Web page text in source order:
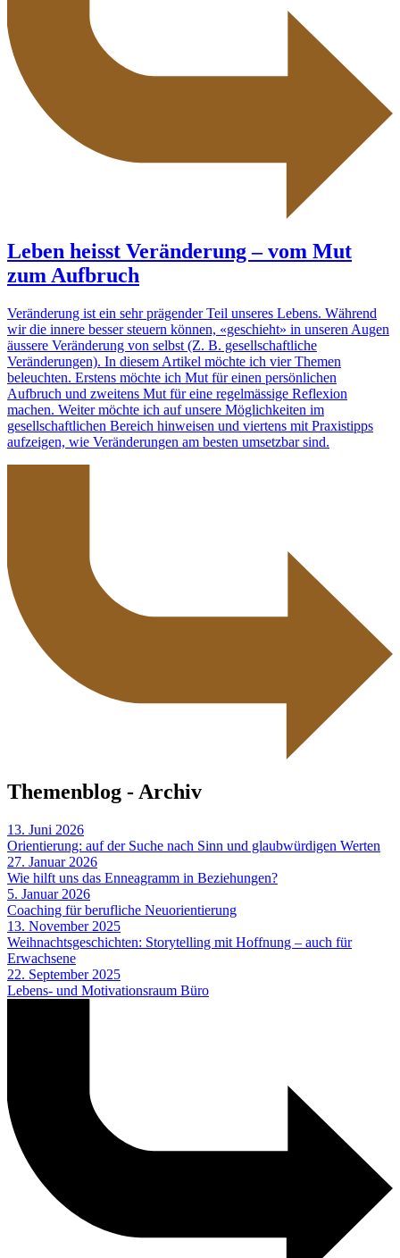
Leben heisst Veränderung – vom Mut
zum Aufbruch
Veränderung ist ein sehr prägender Teil unseres Lebens. Während
wir die innere besser steuern können, «geschieht» in unseren Augen
äussere Veränderung von selbst (Z. B. gesellschaftliche
Veränderungen). In diesem Artikel möchte ich vier Themen
beleuchten. Erstens möchte ich Mut für einen persönlichen
Aufbruch und zweitens Mut für eine regelmässige Reflexion
machen. Weiter möchte ich auf unsere Möglichkeiten im
gesellschaftlichen Bereich hinweisen und viertens mit Praxistipps
aufzeigen, wie Veränderungen am besten umsetzbar sind.
Themenblog - Archiv
13. Juni 2026
Orientierung: auf der Suche nach Sinn und glaubwürdigen Werten
27. Januar 2026
Wie hilft uns das Enneagramm in Beziehungen?
5. Januar 2026
Coaching für berufliche Neuorientierung
13. November 2025
Weihnachtsgeschichten: Storytelling mit Hoffnung – auch für
Erwachsene
22. September 2025
Lebens- und Motivationsraum Büro